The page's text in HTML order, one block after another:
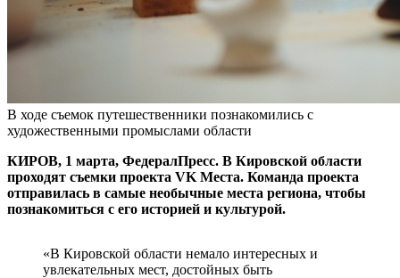
В ходе съемок путешественники познакомились с
художественными промыслами области
КИРОВ, 1 марта, ФедералПресс. В Кировской области
проходят съемки проекта VK Места. Команда проекта
отправилась в самые необычные места региона, чтобы
познакомиться с его историей и культурой.
«В Кировской области немало интересных и
увлекательных мест, достойных быть